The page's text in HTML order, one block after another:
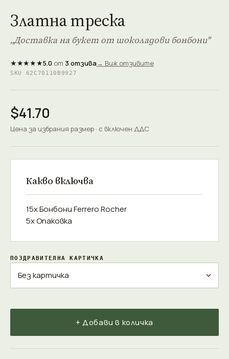
Златна треска
„Доставка на букет от шоколадови бонбони"
★★★★★5.0от 3 отзива→ Виж отзивите
SKU 62C70110B9927
$41.70
Цена за избрания размер · с включен ДДС
Какво включва
15x Бонбони Ferrero Rocher
5x Опаковка
ПОЗДРАВИТЕЛНА КАРТИЧКА
+ Добави в количка